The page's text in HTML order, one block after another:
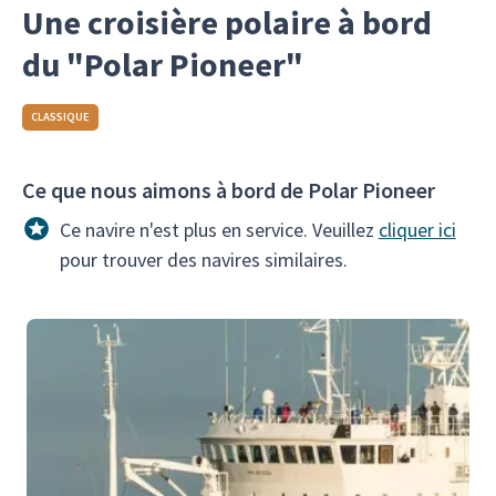
Une croisière polaire à bord
du "Polar Pioneer"
CLASSIQUE
Ce que nous aimons à bord de Polar Pioneer
Ce navire n'est plus en service. Veuillez cliquer ici
pour trouver des navires similaires.